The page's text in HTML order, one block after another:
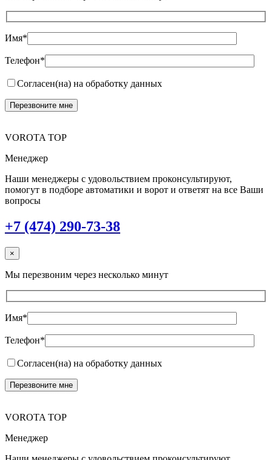
Имя*
Телефон*
Согласен(на) на обработку данных
VOROTA TOP
Менеджер
Наши менеджеры с удовольствием проконсультируют,
помогут в подборе автоматики и ворот и ответят на все Ваши
вопросы
+7 (474) 290-73-38
×
Мы перезвоним через несколько минут
Имя*
Телефон*
Согласен(на) на обработку данных
VOROTA TOP
Менеджер